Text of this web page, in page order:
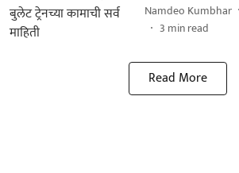
Namdeo Kumbhar
3 min read
Read More